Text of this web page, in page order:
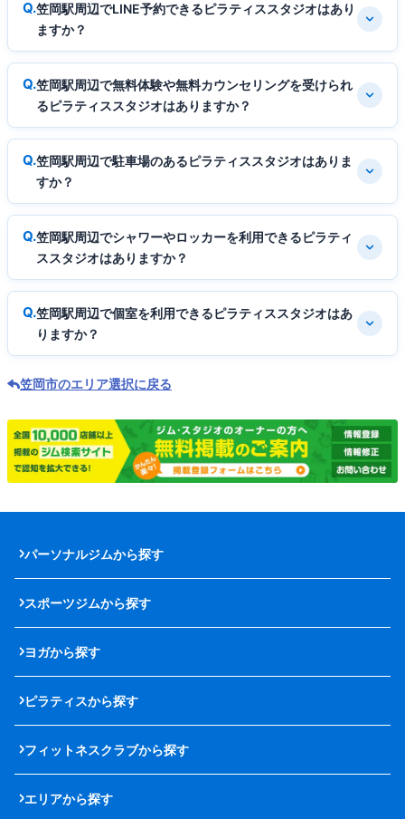
笠岡駅周辺でLINE予約できるピラティススタジオはあり
ますか？
笠岡駅周辺で無料体験や無料カウンセリングを受けられ
るピラティススタジオはありますか？
笠岡駅周辺で駐車場のあるピラティススタジオはありま
すか？
笠岡駅周辺でシャワーやロッカーを利用できるピラティ
ススタジオはありますか？
笠岡駅周辺で個室を利用できるピラティススタジオはあ
りますか？
笠岡市のエリア選択に戻る
パーソナルジムから探す
スポーツジムから探す
ヨガから探す
ピラティスから探す
フィットネスクラブから探す
エリアから探す